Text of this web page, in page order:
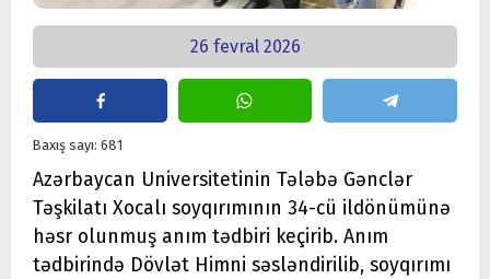
26 fevral 2026
Baxış sayı: 681
Azərbaycan Universitetinin Tələbə Gənclər
Təşkilatı Xocalı soyqırımının 34-cü ildönümünə
həsr olunmuş anım tədbiri keçirib. Anım
tədbirində Dövlət Himni səsləndirilib, soyqırımı